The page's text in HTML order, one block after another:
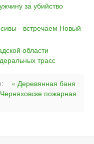
за убийство
- встречаем Новый
области
трасс
« Деревянная баня
пожарная